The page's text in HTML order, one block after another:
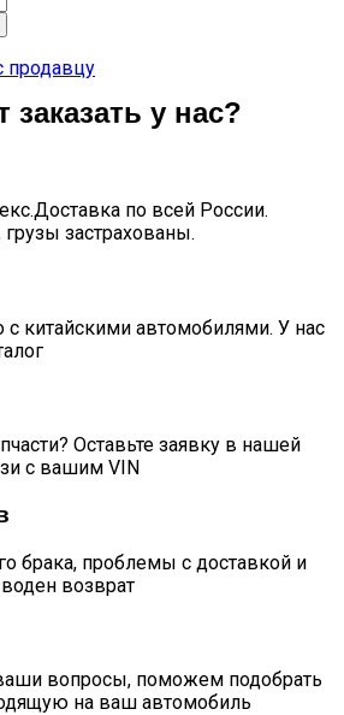
продавцу
заказать у нас?
по всей России.
застрахованы.
китайскими автомобилями. У нас
Оставьте заявку в нашей
с вашим VIN
брака, проблемы с доставкой и
возврат
вопросы, поможем подобрать
на ваш автомобиль